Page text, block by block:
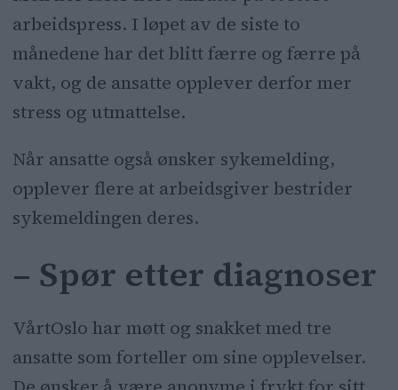
arbeidspress. I løpet av de siste to
månedene har det blitt færre og færre på
vakt, og de ansatte opplever derfor mer
stress og utmattelse.
Når ansatte også ønsker sykemelding,
opplever flere at arbeidsgiver bestrider
sykemeldingen deres.
– Spør etter diagnoser
VårtOslo har møtt og snakket med tre
ansatte som forteller om sine opplevelser.